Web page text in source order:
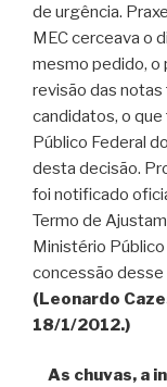
de urgência.
MEC cerceava o
mesmo pedido, o
revisão das
candidatos, o que
Público Federal
desta decisão.
foi notificado
Termo de
Ministério Público
concessão desse
(Leonardo
18/1/2012.)
As chuvas, a